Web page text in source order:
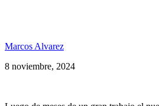
Marcos Alvarez
8 noviembre, 2024